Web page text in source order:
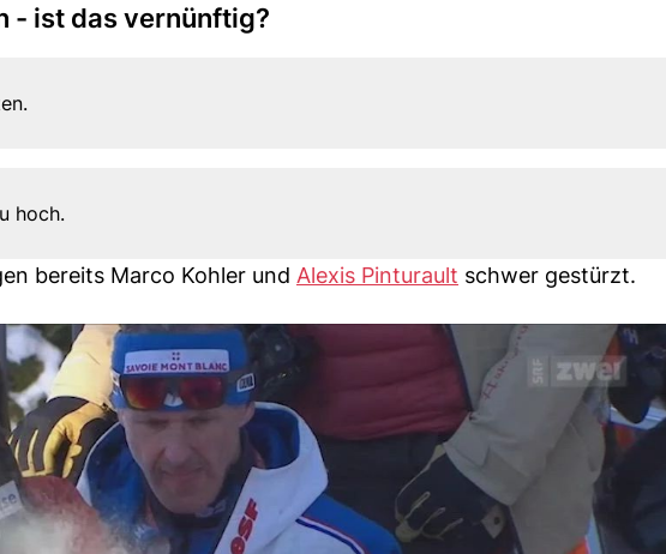
- ist das vernünftig?
hoch.
bereits Marco Kohler und Alexis Pinturault schwer gestürzt.